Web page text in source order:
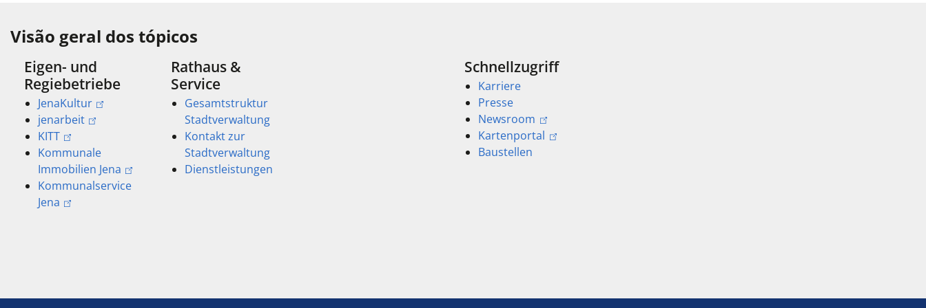
Visão geral dos tópicos
Eigen- und
Regiebetriebe
JenaKultur
jenarbeit
KITT
Kommunale
Immobilien Jena
Kommunalservice
Jena
Rathaus &
Service
Gesamtstruktur
Stadtverwaltung
Kontakt zur
Stadtverwaltung
Dienstleistungen
Schnellzugriff
Karriere
Presse
Newsroom
Kartenportal
Baustellen